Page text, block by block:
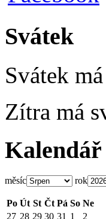
Svátek
Svátek má
Zítra má
Kalendář
měsíc rok
Po Út St Čt Pá So Ne
27 28 29 30 31 1
2